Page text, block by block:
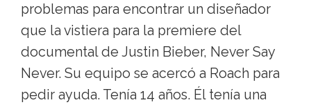
problemas para encontrar un diseñador
que la vistiera para la premiere del
documental de Justin Bieber, Never Say
Never. Su equipo se acercó a Roach para
pedir ayuda. Tenía 14 años. Él tenía una